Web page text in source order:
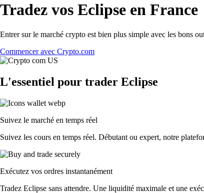
Tradez vos Eclipse en France
Entrer sur le marché crypto est bien plus simple avec les bons
Commencer avec Crypto.com
L'essentiel pour trader Eclipse
Suivez le marché en temps réel
Suivez les cours en temps réel. Débutant ou expert, notre
Exécutez vos ordres instantanément
Tradez Eclipse sans attendre. Une liquidité maximale et une